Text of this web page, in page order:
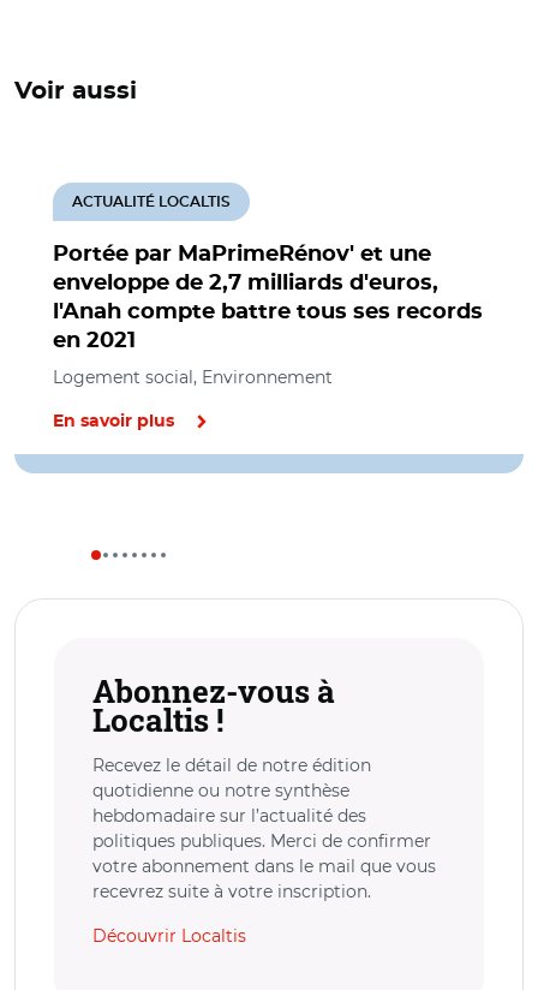
Voir aussi
Portée par MaPrimeRénov' et une
enveloppe de 2,7 milliards d'euros,
l'Anah compte battre tous ses records
en 2021
ACTUALITÉ LOCALTIS
Logement social, Environnement
En savoir plus
Abonnez-vous à
Localtis !
Recevez le détail de notre édition
quotidienne ou notre synthèse
hebdomadaire sur l’actualité des
politiques publiques. Merci de confirmer
votre abonnement dans le mail que vous
recevrez suite à votre inscription.
Découvrir Localtis